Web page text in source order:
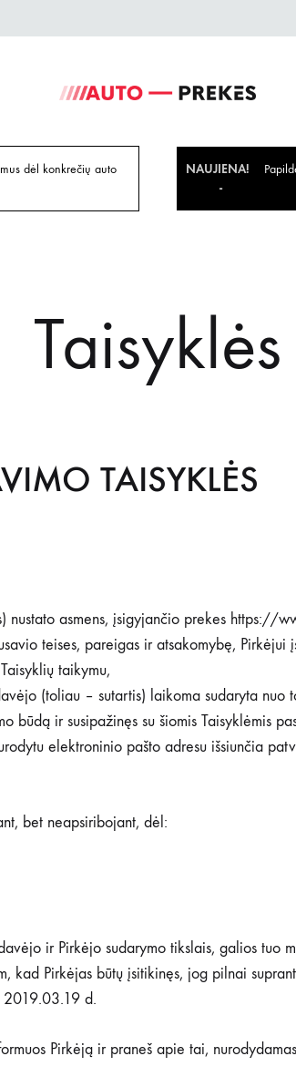
geriausiomis
dėl konkrečių auto
NAUJIENA!
Taisyklės
TAISYKLĖS
nustato asmens, įsigyjančio prekes https://
teises, pareigas ir atsakomybę,
taikymu,
(toliau – sutartis) laikoma sudaryta
būdą ir susipažinęs su šiomis Taisyklėmis
elektroninio pašto adresu išsiunčia
bet neapsiribojant, dėl:
ir Pirkėjo sudarymo tikslais, galios
kad Pirkėjas būtų įsitikinęs, jog pilnai
2019.03.19 d.
Pirkėją ir praneš apie tai,